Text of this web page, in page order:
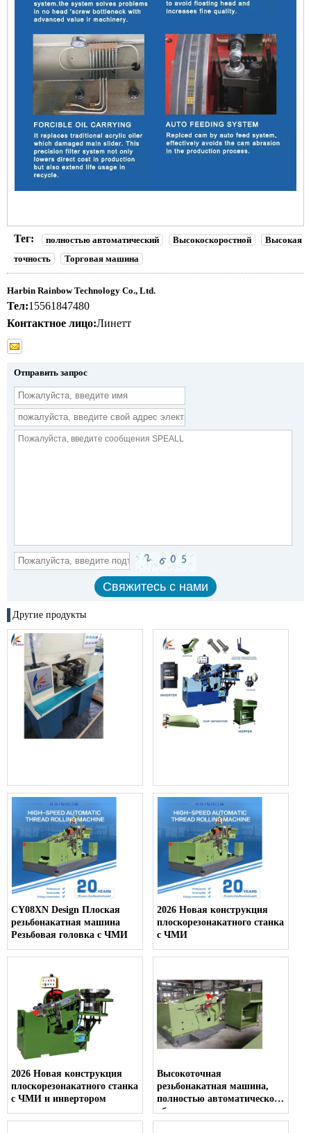
Тег: полностью автоматический Высокоскоростной
Высокая
точность
Торговая машина
Harbin Rainbow Technology Co., Ltd.
Тел:15561847480
Контактное лицо:Линетт
Отправить запрос
Другие продукты
CY08XN Design Плоская
резьбонакатная машина
Резьбовая головка с ЧМИ
2026 Новая конструкция
плоскорезонакатного станка
с ЧМИ
2026 Новая конструкция
плоскорезонакатного станка
с ЧМИ и инвертором
Высокоточная
резьбонакатная машина,
полностью автоматическое
оборудование для нарезки
болтов из нержавеющей